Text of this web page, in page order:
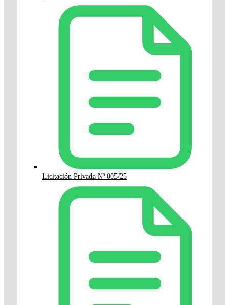
Licitación Privada Nº 005/25